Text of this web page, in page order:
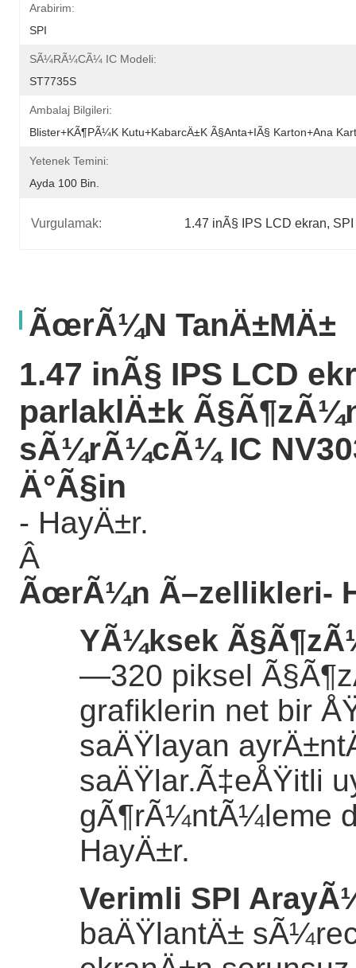
Arabirim:
SPI
SÃ¼rÃ¼cÃ¼ IC Modeli:
ST7735S
Ambalaj Bilgileri:
Blister+kÃ¶pÃ¼k Kutu+kabarcÄ±k Ã§anta+iÃ§ Karton+ana
Yetenek Temini:
Ayda 100 Bin.
Vurgulamak: 1.47 inÃ§ IPS LCD ekran,
ÃœrÃ¼n TanÄ±mÄ±
1.47 inÃ§ IPS LCD
parlaklÄ±k
sÃ¼rÃ¼cÃ¼ IC
Ä°Ã§in
- HayÄ±r.
Â
ÃœrÃ¼n Ã–zellikleri-
YÃ¼ksek
—320 piksel
grafiklerin net bir
saÄŸlayan
saÄŸlar.Ã‡eÅŸitli
gÃ¶rÃ¼ntÃ¼leme
HayÄ±r.
Verimli SPI
baÄŸlantÄ±